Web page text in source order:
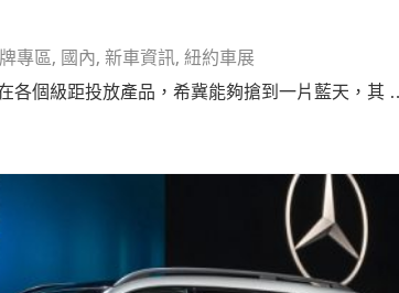
專區, 國內, 新車資訊, 紐約車展
各個級距投放產品，希冀能夠搶到一片藍天，其